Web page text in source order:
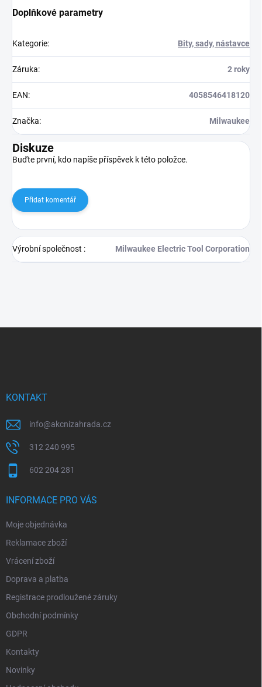
Doplňkové parametry
Kategorie: Bity, sady, nástavce
Záruka: 2 roky
EAN: 4058546418120
Značka: Milwaukee
Diskuze
Buďte první, kdo napíše příspěvek k této položce.
Přidat komentář
Výrobní společnost : Milwaukee Electric Tool Corporation
KONTAKT
info@akcnizahrada.cz
312 240 995
602 204 281
INFORMACE PRO VÁS
Moje objednávka
Reklamace zboží
Vrácení zboží
Doprava a platba
Registrace prodloužené záruky
Obchodní podmínky
GDPR
Kontakty
Novinky